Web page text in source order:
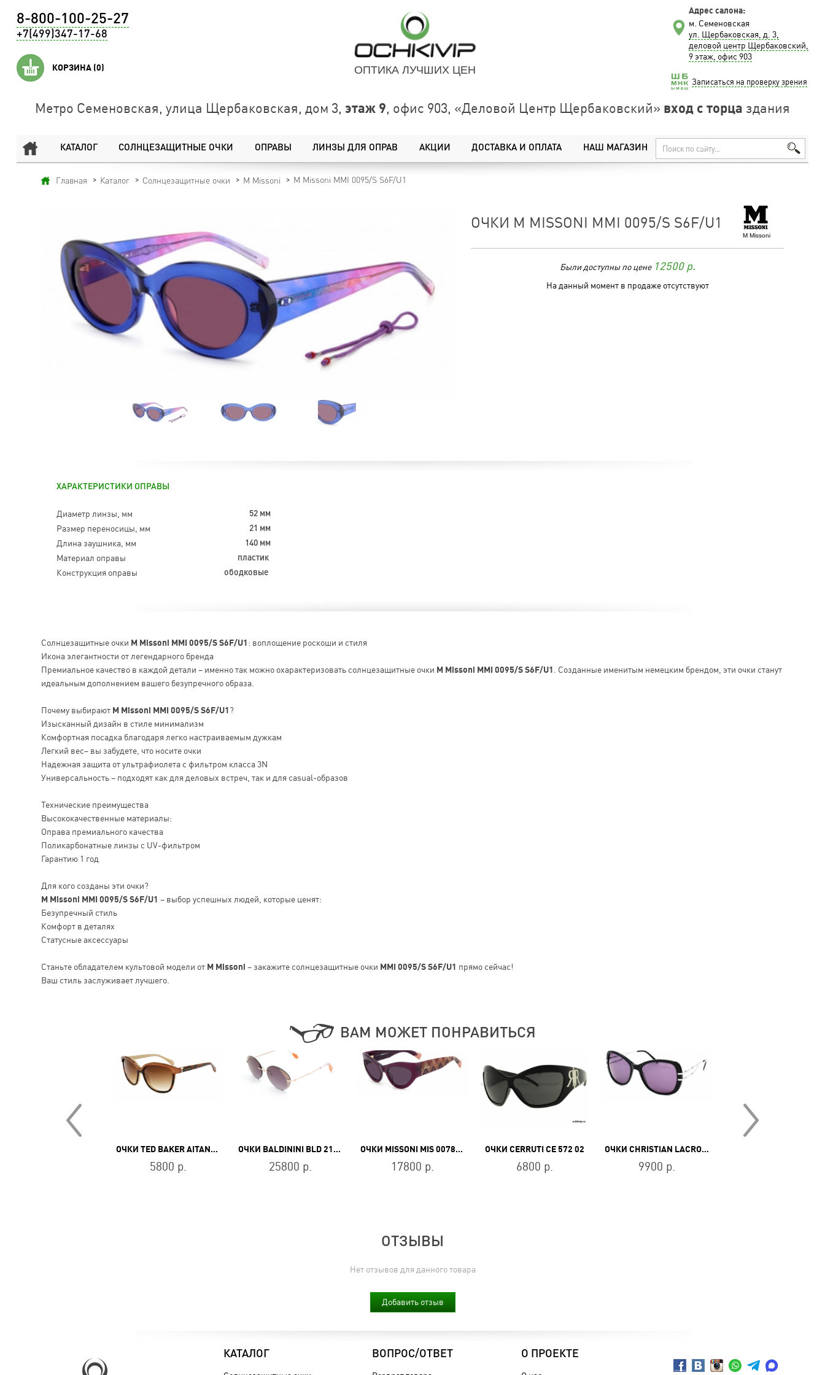
8-800-100-25-27
+7(499)347-17-68
КОРЗИНА (0) ОПТИКА ЛУЧШИХ ЦЕН
Адрес салона:
м. Семеновская
ул. Щербаковская, д. 3,
деловой центр Щербаковский,
9 этаж, офис 903
Записаться на проверку зрения
Метро Семеновская, улица Щербаковская, дом 3, этаж 9, офис 903, «Деловой Центр Щербаковский» вход с торца здания
КАТАЛОГ СОЛНЦЕЗАЩИТНЫЕ ОЧКИ ОПРАВЫ ЛИНЗЫ ДЛЯ ОПРАВ АКЦИИ ДОСТАВКА И ОПЛАТА НАШ МАГАЗИН
Главная Каталог Солнцезащитные очки M Missoni M Missoni MMI 0095/S S6F/U1
M Missoni
ОЧКИ M MISSONI MMI 0095/S S6F/U1
Были доступны по цене 12500р.
На данный момент в продаже отсутствуют
ХАРАКТЕРИСТИКИ ОПРАВЫ
Диаметр линзы, мм 52 мм
Размер переносицы, мм 21 мм
Длина заушника, мм 140 мм
Материал оправы пластик
Конструкция оправы ободковые
Солнцезащитные очки M Missoni MMI 0095/S S6F/U1: воплощение роскоши и стиля
Икона элегантности от легендарного бренда
Премиальное качество в каждой детали – именно так можно охарактеризовать солнцезащитные очки M Missoni MMI 0095/S S6F/U1 . Созданные именитым немецким брендом, эти очки станут
идеальным дополнением вашего безупречного образа.
Почему выбирают M Missoni MMI 0095/S S6F/U1?
Изысканный дизайн в стиле минимализм
Комфортная посадка благодаря легко настраиваемым дужкам
Легкий вес– вы забудете, что носите очки
Надежная защита от ультрафиолета с фильтром класса 3N
Универсальность – подходят как для деловых встреч, так и для casual-образов
Технические преимущества
Высококачественные материалы:
Оправа премиального качества
Поликарбонатные линзы с UV-фильтром
Гарантию 1 год
Для кого созданы эти очки?
M Missoni MMI 0095/S S6F/U1 – выбор успешных людей, которые ценят:
Безупречный стиль
Комфорт в деталях
Статусные аксессуары
Станьте обладателем культовой модели от M Missoni – закажите солнцезащитные очки MMI 0095/S S6F/U1 прямо сейчас!
Ваш стиль заслуживает лучшего.
ВАМ МОЖЕТ ПОНРАВИТЬСЯ
ОЧКИ TED BAKER AITANA 1281 106
5800 р.
ОЧКИ BALDININI BLD 2119 MF 402
25800 р.
ОЧКИ MISSONI MIS 0078/S B3V/UR
17800 р.
ОЧКИ CERRUTI CE 572 02
6800 р.
ОЧКИ CHRISTIAN LACROIX CL5039001
9900 р.
ОТЗЫВЫ
Нет отзывов для данного товара
Добавить отзыв
КАТАЛОГ ВОПРОС/ОТВЕТ О ПРОЕКТЕ